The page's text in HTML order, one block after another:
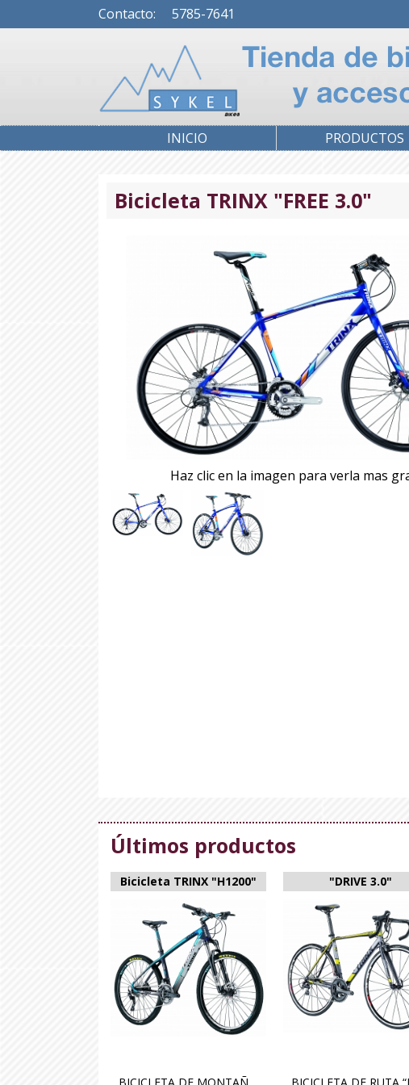
Contacto: 5785-7641
INICIO PRODUCTOS
Bicicleta TRINX "FREE 3.0"
Haz clic en la imagen para verla mas
Últimos productos
Bicicleta TRINX "H1200" "DRIVE 3.0"